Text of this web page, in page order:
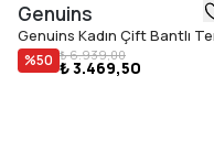
Genuins
Genuins Kadın Çift Bantlı
%50 ₺ 6.939,00
₺ 3.469,50